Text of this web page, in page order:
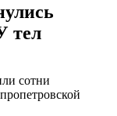
тел
сотни